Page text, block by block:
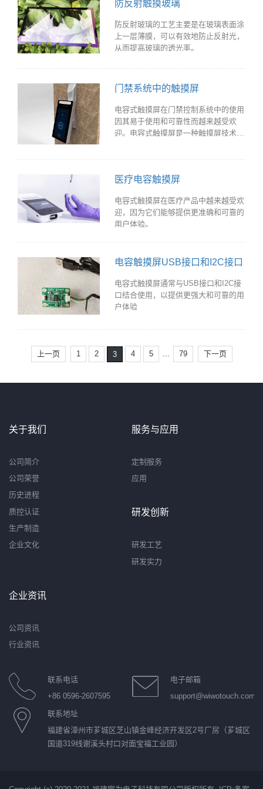
触摸信号的1/4大小，但它的方向与手
纳米导线（指由金属纳米粒子烧结制备
的超细导线）、控制电路板和驱动软
件，主要4个部分组成。
防反射触摸玻璃
防反射玻璃的工艺主要是在玻璃表面涂
上一层薄膜，可以有效地防止反射光，
从而提高玻璃的透光率。
门禁系统中的触摸屏
电容式触摸屏在门禁控制系统中的使用
因其易于使用和可靠性而越来越受欢
迎。电容式触摸屏是一种触摸屏技术，
医疗电容触摸屏
电容式触摸屏在医疗产品中越来越受欢
迎，因为它们能够提供更准确和可靠的
用户体验。
电容触摸屏USB接口和I2C接口
电容式触摸屏通常与USB接口和I2C接
口结合使用，以提供更强大和可靠的用
户体验
上一页 1 2 3 4 5 ... 79 下一页
关于我们
公司简介
公司荣誉
历史进程
质控认证
生产制造
企业文化
服务与应用
定制服务
应用
研发创新
研发工艺
研发实力
企业资讯
公司资讯
行业资讯
联系电话
+86 0596-2607595
电子邮箱
support@wiwotouch.com
联系地址
福建省漳州市芗城区芝山镇金峰经济开发区2号厂房（芗城区
国道319线谢溪头村口对面宝福工业园）